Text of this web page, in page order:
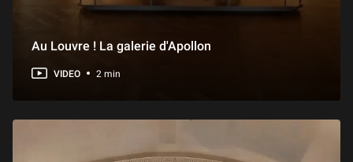
Au Louvre ! La galerie d'Apollon
VIDEO 2 min